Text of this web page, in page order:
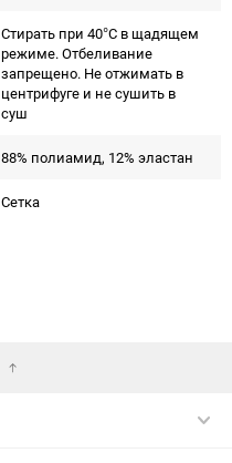
Стирать при 40°С в щадящем
режиме. Отбеливание
запрещено. Не отжимать в
центрифуге и не сушить в
суш
88% полиамид, 12% эластан
Сетка